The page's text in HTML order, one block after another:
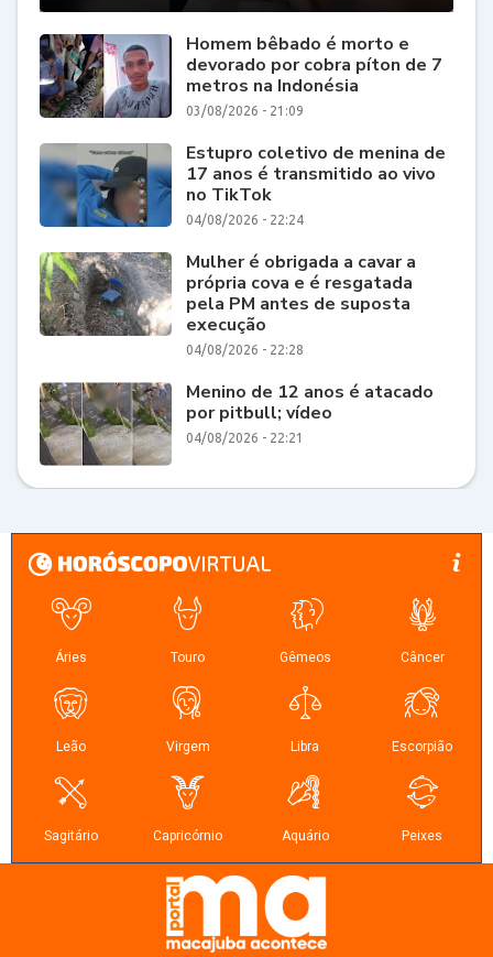
Homem bêbado é morto e
devorado por cobra píton de 7
metros na Indonésia
03/08/2026 - 21:09
Estupro coletivo de menina de
17 anos é transmitido ao vivo
no TikTok
04/08/2026 - 22:24
Mulher é obrigada a cavar a
própria cova e é resgatada
pela PM antes de suposta
execução
04/08/2026 - 22:28
Menino de 12 anos é atacado
por pitbull; vídeo
04/08/2026 - 22:21